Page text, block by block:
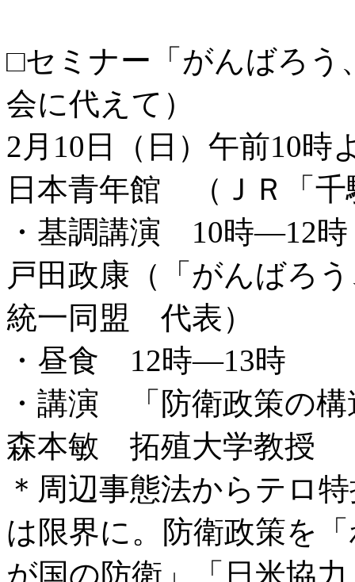
□セミナー「がんばろう
会に代えて）
2月10日（日）午前10時
日本青年館 （ＪＲ「千
・基調講演 10時―12時
戸田政康（「がんばろ
統一同盟 代表）
・昼食 12時―13時
・講演 「防衛政策の
森本敏 拓殖大学教授
＊周辺事態法からテロ
は限界に。防衛政策を
が国の防衛」「日米協